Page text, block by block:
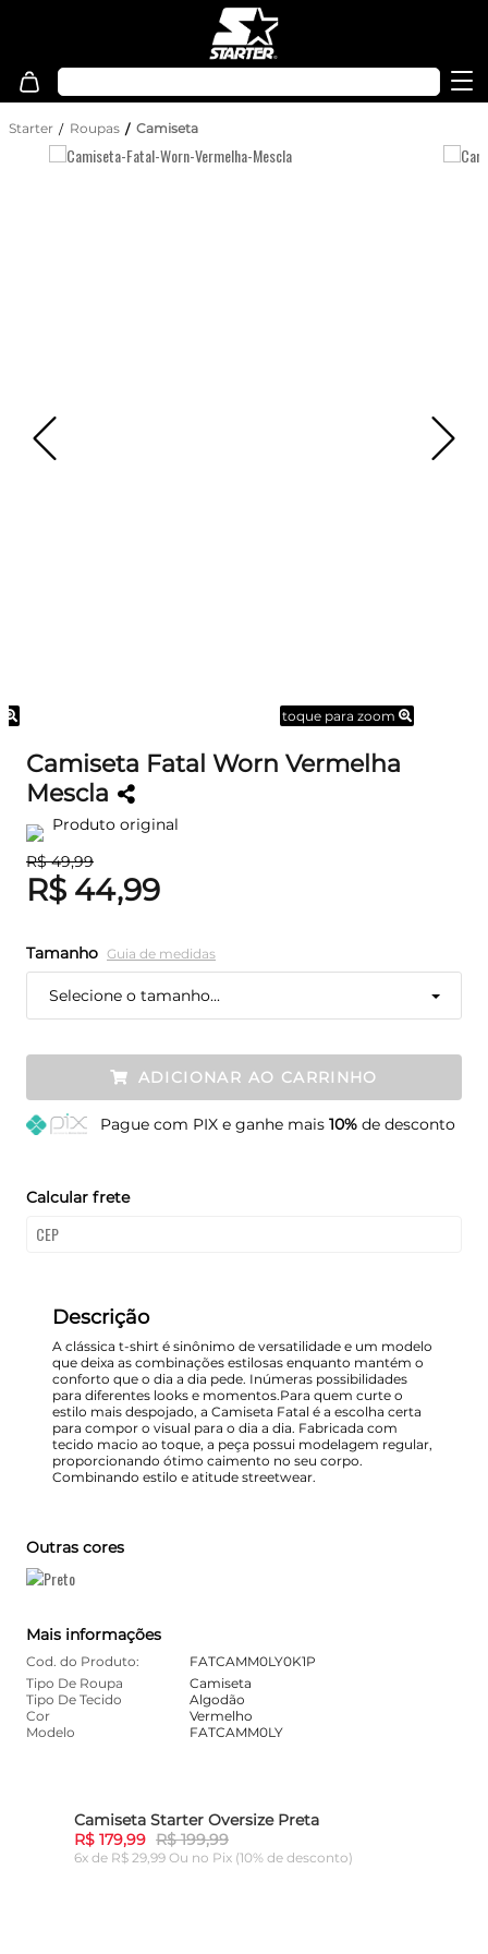
Starter Roupas Camiseta
toque para zoom
Camiseta Fatal Worn Vermelha
Mescla
Produto original
R$ 49,99
R$ 44,99
Tamanho Guia de medidas
Selecione o tamanho...
ADICIONAR AO CARRINHO
Pague com PIX e ganhe mais 10%de desconto
Calcular frete
Descrição
A clássica t-shirt é sinônimo de versatilidade e um modelo
que deixa as combinações estilosas enquanto mantém o
conforto que o dia a dia pede. Inúmeras possibilidades
para diferentes looks e momentos.Para quem curte o
estilo mais despojado, a Camiseta Fatal é a escolha certa
para compor o visual para o dia a dia. Fabricada com
tecido macio ao toque, a peça possui modelagem regular,
proporcionando ótimo caimento no seu corpo.
Combinando estilo e atitude streetwear.
Outras cores
Mais informações
Cod. do Produto:
FATCAMM0LY0K1P
Tipo De Roupa
Camiseta
Tipo De Tecido
Algodão
Cor
Vermelho
Modelo
FATCAMM0LY
Camiseta Starter Oversize Preta
R$ 179,99 R$ 199,99
6x de R$ 29,99 Ou no Pix (10% de desconto)